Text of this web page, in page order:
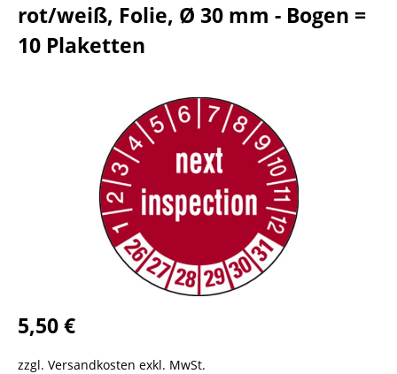
rot/weiß, Folie, Ø 30 mm - Bogen =
10 Plaketten
5,50 €
zzgl. Versandkosten exkl. MwSt.